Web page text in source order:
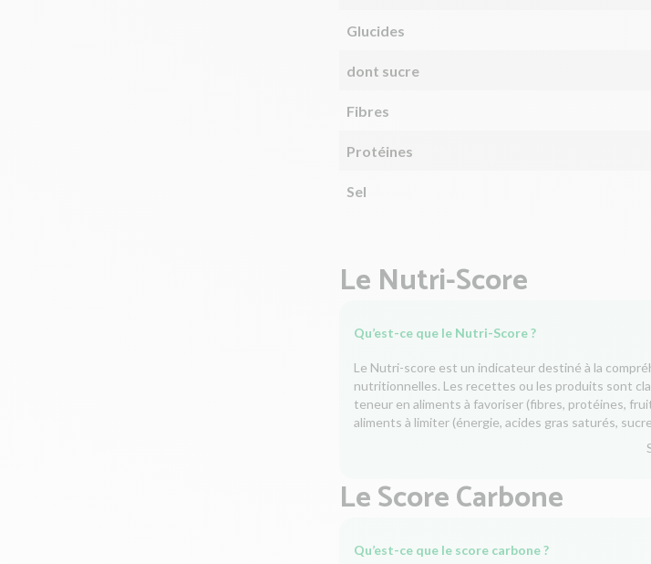
Glucides
dont sucre
Fibres
Protéines
Sel
Le Nutri-Score
Qu’est-ce que le Nutri-Score ?
Le Nutri-score est un indicateur destiné à la
nutritionnelles. Les recettes ou les produits sont
teneur en aliments à favoriser (fibres, protéines,
aliments à limiter (énergie, acides gras saturés,
Le Score Carbone
Qu’est-ce que le score carbone ?